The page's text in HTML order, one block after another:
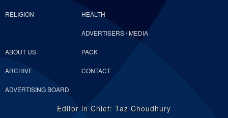
RELIGION HEALTH
ABOUT US
ADVERTISERS / MEDIA
PACK
ARCHIVE CONTACT
ADVERTISING BOARD
Editor in Chief: Taz Choudhury